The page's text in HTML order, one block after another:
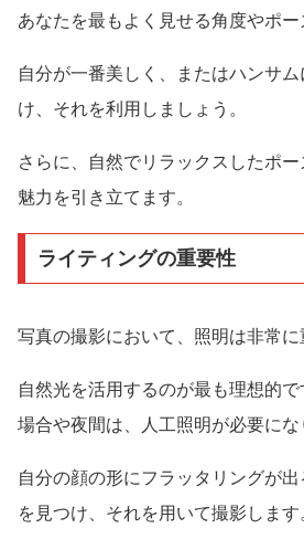
あなたを最もよく見せる角度やポー
自分が一番美しく、またはハンサ
け、それを利用しましょう。
さらに、自然でリラックスしたポ
魅力を引き立てます。
ライティングの重要性
写真の撮影において、照明は非常に
自然光を活用するのが最も理想的
場合や夜間は、人工照明が必要にな
自分の顔の形にフラッタリングが
を見つけ、それを用いて撮影します